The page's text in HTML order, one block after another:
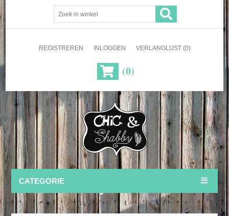
REGISTREREN INLOGGEN VERLANGLIJST (0)
(0)
CATEGORIE